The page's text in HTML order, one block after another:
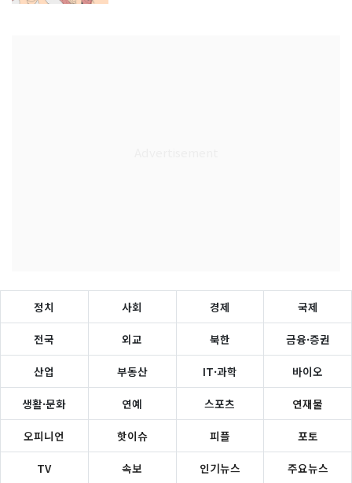
정치 사회 경제 국제
전국 외교 북한 금융·증권
산업 부동산 IT·과학 바이오
생활·문화 연예 스포츠 연재물
오피니언 핫이슈 피플 포토
TV 속보 인기뉴스 주요뉴스